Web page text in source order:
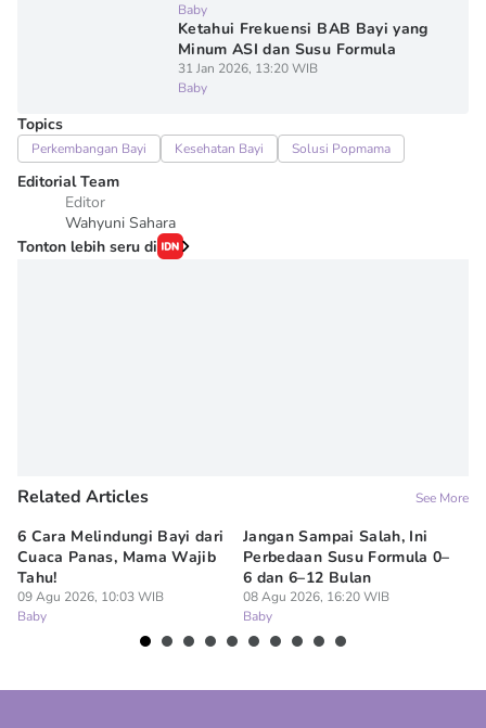
Baby
Ketahui Frekuensi BAB Bayi yang
Minum ASI dan Susu Formula
31 Jan 2026, 13:20 WIB
Baby
Topics
Perkembangan Bayi Kesehatan Bayi Solusi Popmama
Editorial Team
Editor
Wahyuni Sahara
Tonton lebih seru di
Related Articles See More
6 Cara Melindungi Bayi dari
Cuaca Panas, Mama Wajib
Tahu!
09 Agu 2026, 10:03 WIB
Baby
Jangan Sampai Salah, Ini
Perbedaan Susu Formula 0–
6 dan 6–12 Bulan
08 Agu 2026, 16:20 WIB
Baby